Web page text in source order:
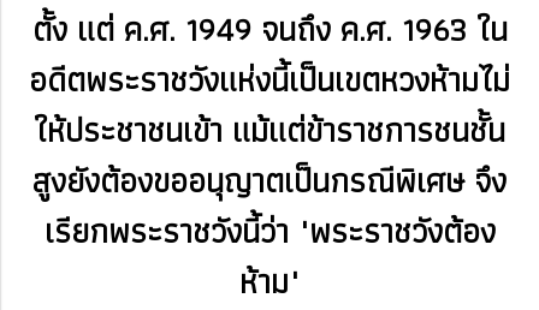
ตั้ง แต่ ค.ศ. 1949 จนถึง ค.ศ. 1963 ใน
อดีตพระราชวังแห่งนี้เป็นเขตหวงห้ามไม่
ให้ประชาชนเข้า แม้แต่ข้าราชการชนชั้น
สูงยังต้องขออนุญาตเป็นกรณีพิเศษ จึง
เรียกพระราชวังนี้ว่า "พระราชวังต้อง
ห้าม"